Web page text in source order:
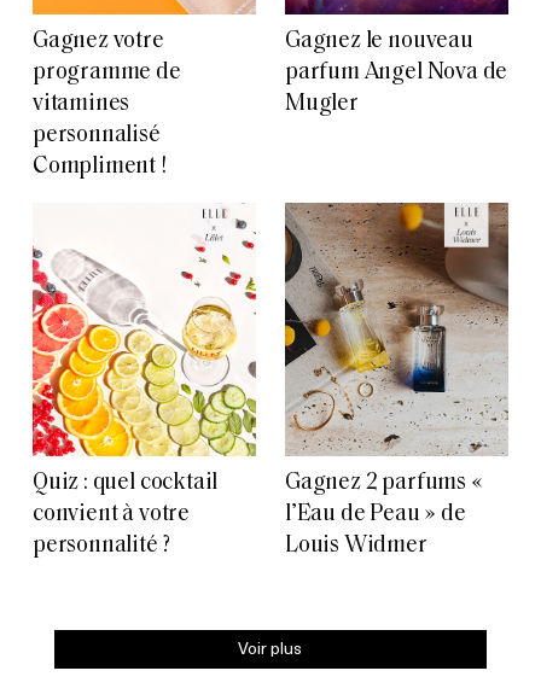
Gagnez votre
programme de
vitamines
personnalisé
Compliment !
Gagnez le nouveau
parfum Angel Nova de
Mugler
Quiz : quel cocktail
convient à votre
personnalité ?
Gagnez 2 parfums «
l’Eau de Peau » de
Louis Widmer
Voir plus